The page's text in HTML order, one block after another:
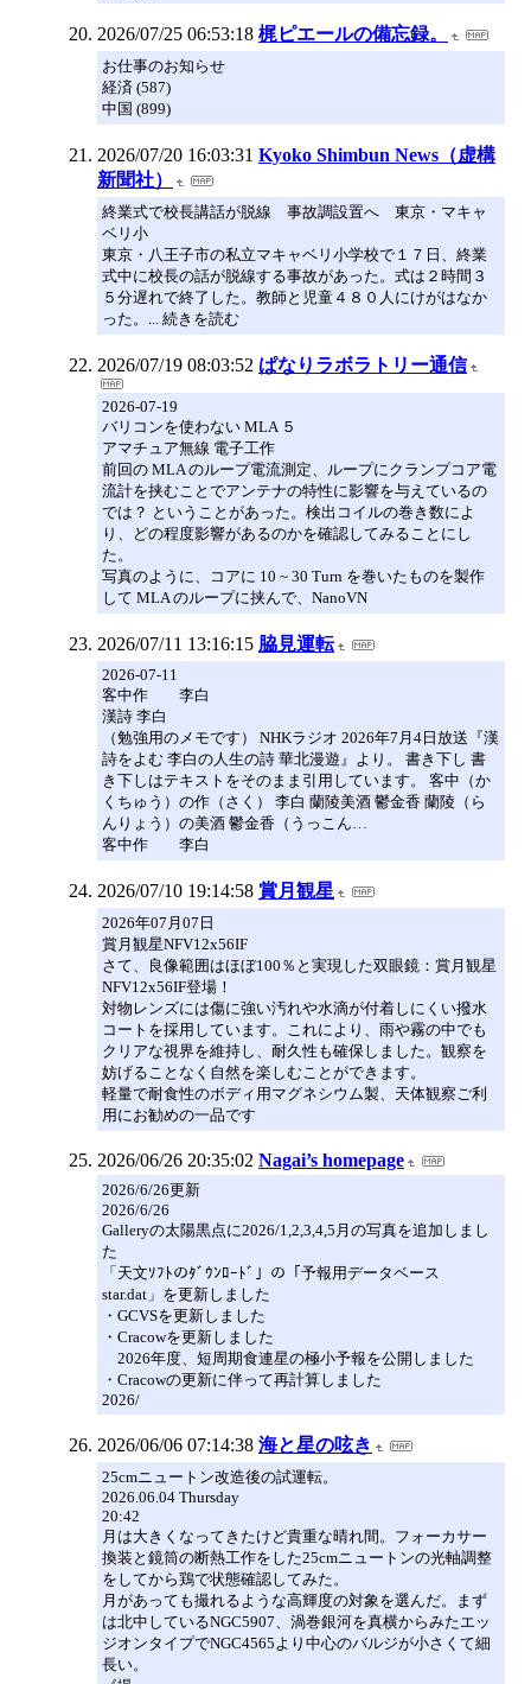
2026/07/25 06:53:18 梶ピエールの備忘録。
お仕事のお知らせ
経済 (587)
中国 (899)
2026/07/20 16:03:31 Kyoko Shimbun News（虚構
新聞社）
終業式で校長講話が脱線 事故調設置へ 東京・マキャ
ベリ小
東京・八王子市の私立マキャベリ小学校で１７日、終業
式中に校長の話が脱線する事故があった。式は２時間３
５分遅れで終了した。教師と児童４８０人にけがはなか
った。... 続きを読む
2026/07/19 08:03:52 ぱなりラボラトリー通信
2026-07-19
バリコンを使わない MLA ５
アマチュア無線 電子工作
前回の MLA のループ電流測定、ループにクランプコア電
流計を挟むことでアンテナの特性に影響を与えているの
では？ ということがあった。検出コイルの巻き数によ
り、どの程度影響があるのかを確認してみることにし
た。
写真のように、コアに 10 ~ 30 Turn を巻いたものを製作
して MLA のループに挟んで、NanoVN
2026/07/11 13:16:15 脇見運転
2026-07-11
客中作 李白
漢詩 李白
（勉強用のメモです） NHKラジオ 2026年7月4日放送『漢
詩をよむ 李白の人生の詩 華北漫遊』より。 書き下し 書
き下しはテキストをそのまま引用しています。 客中（か
くちゅう）の作（さく） 李白 蘭陵美酒 鬱金香 蘭陵（ら
んりょう）の美酒 鬱金香（うっこん…
客中作 李白
2026/07/10 19:14:58 賞月観星
2026年07月07日
賞月観星NFV12x56IF
さて、良像範囲はほぼ100％と実現した双眼鏡：賞月観星
NFV12x56IF登場！
対物レンズには傷に強い汚れや水滴が付着しにくい撥水
コートを採用しています。これにより、雨や霧の中でも
クリアな視界を維持し、耐久性も確保しました。観察を
妨げることなく自然を楽しむことができます。
軽量で耐食性のボディ用マグネシウム製、天体観察ご利
用にお勧めの一品です
2026/06/26 20:35:02 Nagai’s homepage
2026/6/26更新
2026/6/26
Galleryの太陽黒点に2026/1,2,3,4,5月の写真を追加しまし
た
「天文ｿﾌﾄのﾀﾞｳﾝﾛｰﾄﾞ」の「予報用データベース
star.dat」を更新しました
・GCVSを更新しました
・Cracowを更新しました
2026年度、短周期食連星の極小予報を公開しました
・Cracowの更新に伴って再計算しました
2026/
2026/06/06 07:14:38 海と星の呟き
25cmニュートン改造後の試運転。
2026.06.04 Thursday
20:42
月は大きくなってきたけど貴重な晴れ間。フォーカサー
換装と鏡筒の断熱工作をした25cmニュートンの光軸調整
をしてから鶏で状態確認してみた。
月があっても撮れるような高輝度の対象を選んだ。まず
は北中しているNGC5907、渦巻銀河を真横からみたエッ
ジオンタイプでNGC4565より中心のバルジが小さくて細
長い。